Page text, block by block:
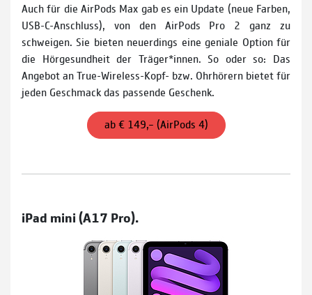
Auch für die AirPods Max gab es ein Update (neue Farben,
USB-C-Anschluss), von den AirPods Pro 2 ganz zu
schweigen. Sie bieten neuerdings eine geniale Option für
die Hörgesundheit der Träger*innen. So oder so: Das
Angebot an True-Wireless-Kopf- bzw. Ohrhörern bietet für
jeden Geschmack das passende Geschenk.
ab € 149,– (AirPods 4)
iPad mini (A17 Pro).